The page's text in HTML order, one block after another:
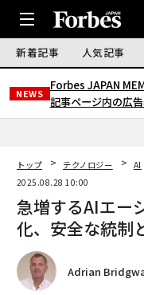
新着記事 人気記事
NEWS
Forbes JAPAN
記事ページ内の広
トップ テクノロジー AI
2025.08.28 10:00
急増するAIエー
化、安全な統制
Adrian